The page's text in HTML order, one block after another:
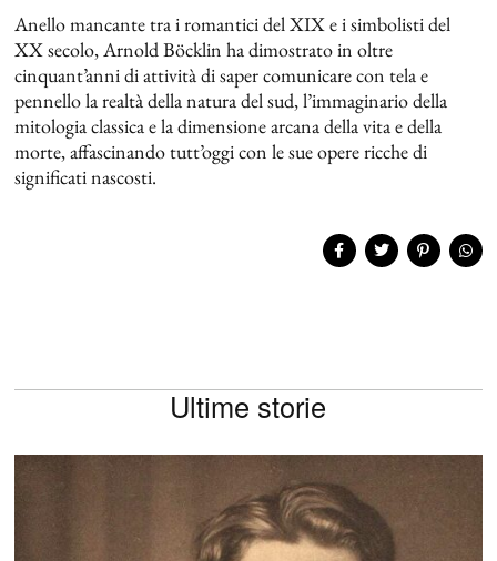
Anello mancante tra i romantici del XIX e i simbolisti del
XX secolo, Arnold Böcklin ha dimostrato in oltre
cinquant’anni di attività di saper comunicare con tela e
pennello la realtà della natura del sud, l’immaginario della
mitologia classica e la dimensione arcana della vita e della
morte, affascinando tutt’oggi con le sue opere ricche di
significati nascosti.
Ultime storie